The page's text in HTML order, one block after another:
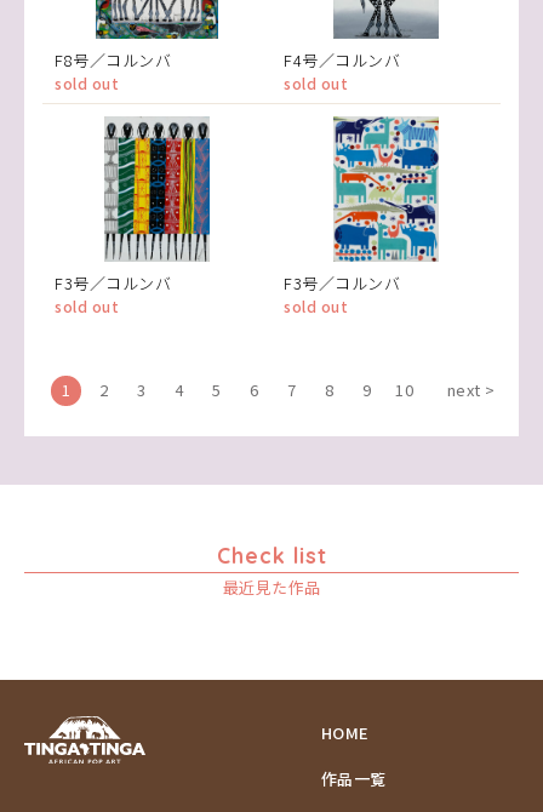
F8号／コルンバ
sold out
F4号／コルンバ
sold out
F3号／コルンバ
sold out
F3号／コルンバ
sold out
1 2 3 4 5 6 7 8 9 10 next >
Check list
最近見た作品
HOME
作品一覧